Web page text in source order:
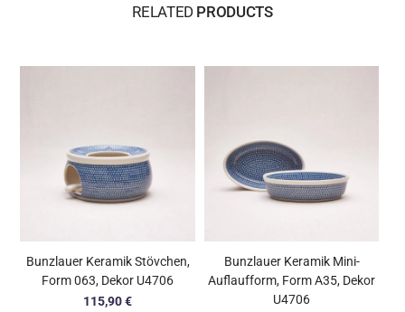
RELATEDPRODUCTS
Bunzlauer Keramik Stövchen,
Form 063, Dekor U4706
115,90€
Bunzlauer Keramik Mini-
Auflaufform, Form A35, Dekor
U4706